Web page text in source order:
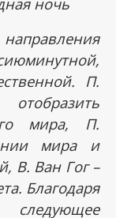
П.
мира, П.
мира и
В. Ван Гог –
Благодаря